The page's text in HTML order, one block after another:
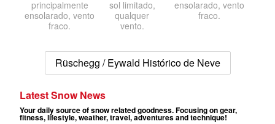
principalmente
ensolarado, vento
fraco.
sol limitado,
qualquer
vento.
ensolarado, vento
fraco.
Rüschegg / Eywald Histórico de Neve